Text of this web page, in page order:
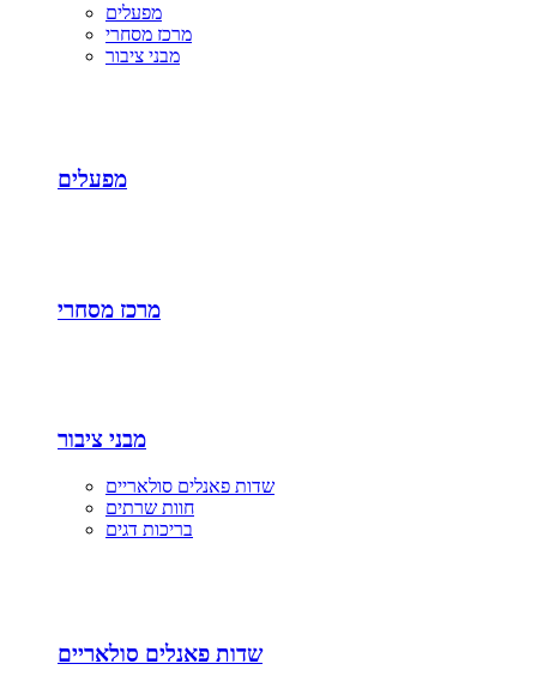
מפעלים
מרכז מסחרי
מבני ציבור
מפעלים
מרכז מסחרי
מבני ציבור
שדות פאנלים סולאריים
חוות שרתים
בריכות דגים
שדות פאנלים סולאריים